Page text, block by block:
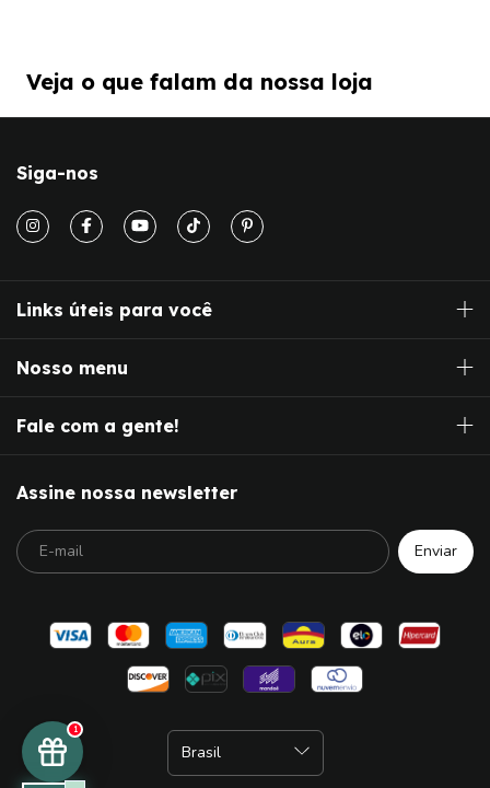
1
Veja o que falam da nossa loja
Siga-nos
Links úteis para você
Nosso menu
Fale com a gente!
Assine nossa newsletter